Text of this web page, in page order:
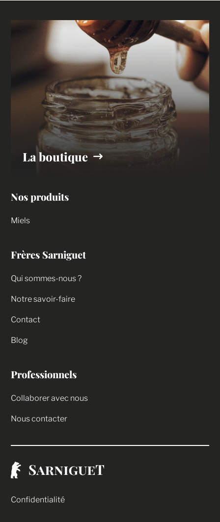
La boutique
Nos produits
Miels
Frères Sarniguet
Qui sommes-nous ?
Notre savoir-faire
Contact
Blog
Professionnels
Collaborer avec nous
Nous contacter
Confidentialité